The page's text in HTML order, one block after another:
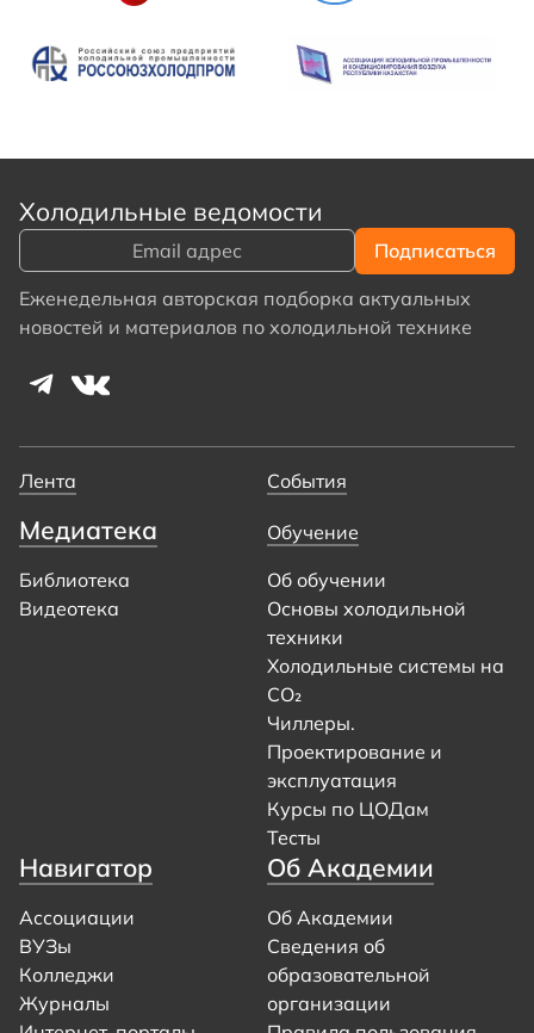
Холодильные ведомости
Еженедельная авторская подборка актуальных
новостей и материалов по холодильной технике
Лента События
Медиатека
Библиотека
Видеотека
Обучение
Об обучении
Основы холодильной
техники
Холодильные системы на
CO₂
Чиллеры.
Проектирование и
эксплуатация
Курсы по ЦОДам
Тесты
Навигатор
Ассоциации
ВУЗы
Колледжи
Журналы
Об Академии
Об Академии
Сведения об
образовательной
организации